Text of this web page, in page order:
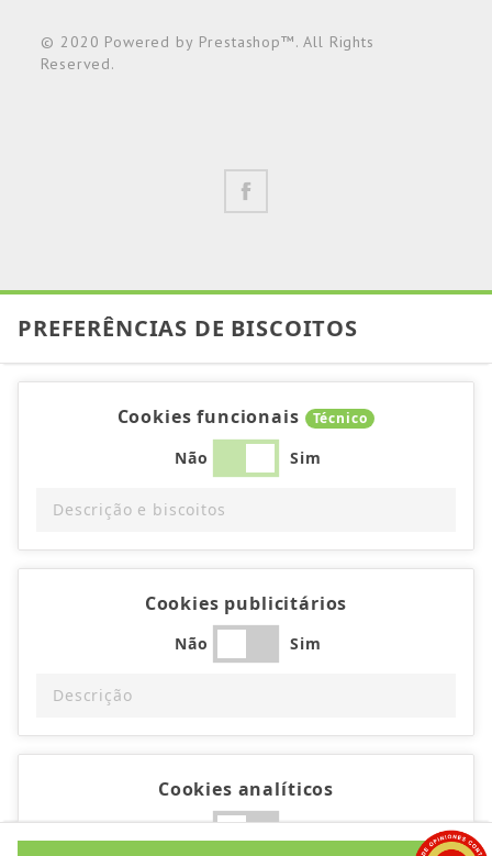
© 2020 Powered by Prestashop™. All Rights
Reserved.
PREFERÊNCIAS DE BISCOITOS
Cookies funcionais Técnico
Não Sim
Descrição e biscoitos
Cookies publicitários
Não Sim
Descrição
Cookies analíticos
Não Sim